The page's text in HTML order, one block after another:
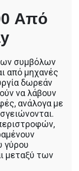
Από
συμβόλων
από μηχανές
δωρεάν
να λάβουν
ανάλογα με
γύρου
μεταξύ των